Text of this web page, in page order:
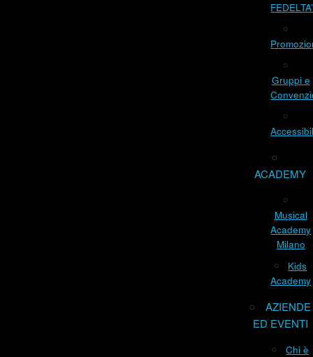
FEDELTA’
Gruppi e
ACADEMY
Musical
Academy
Milano
Kids
Academy
AZIENDE
ED EVENTI
Chi è